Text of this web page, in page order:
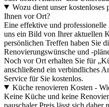
Wozu dient unser kostenloses
Ihnen vor Ort?
Eine effektive und
uns ein Bild von Ihrer aktuellen
persönlichen Treffen haben Sie
Renovierungswünsche und -
Noch vor Ort erhalten Sie für
anschließend ein verbindliches
Service für Sie kostenlos.
Küche renovieren Kosten -
Keine Küche und keine
pauschaler Preis lässt sich